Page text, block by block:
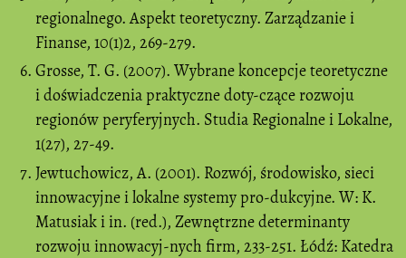
regionalnego. Aspekt teoretyczny. Zarządzanie i
Finanse, 10(1)2, 269-279.
Grosse, T. G. (2007). Wybrane koncepcje teoretyczne
i doświadczenia praktyczne doty-czące rozwoju
regionów peryferyjnych. Studia Regionalne i Lokalne,
1(27), 27-49.
Jewtuchowicz, A. (2001). Rozwój, środowisko, sieci
innowacyjne i lokalne systemy pro-dukcyjne. W: K.
Matusiak i in. (red.), Zewnętrzne determinanty
rozwoju innowacyj-nych firm, 233-251. Łódź: Katedra